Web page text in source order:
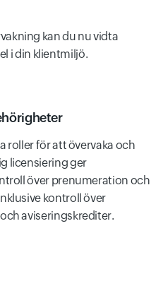
kan du nu vidta
i din klientmiljö.
roller för att övervaka och
licensiering ger
över prenumeration och
kontroll över
aviseringskrediter.